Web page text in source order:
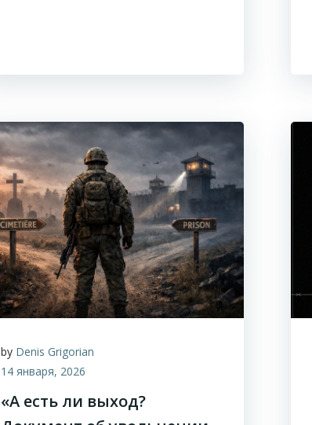
by Denis Grigorian
14 января, 2026
«А есть ли выход?